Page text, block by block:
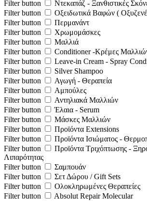
Filter button
Ντεκαπάζ - Ξανθιστικές
Filter button
Οξειδωτικά Βαφών (
Filter button
Περμανάντ
Filter button
Χρωμομάσκες
Filter button
Μαλλιά
Filter button
Conditioner -Κρέμες
Filter button
Leave-in Cream - Spray
Filter button
Silver Shampoo
Filter button
Αγωγή - Θεραπεία
Filter button
Αμπούλες
Filter button
Αντηλιακά Μαλλιών
Filter button
Έλαια - Serum
Filter button
Μάσκες Μαλλιών
Filter button
Προϊόντα Extensions
Filter button
Προϊόντα Ισιώματος -
Filter button
Προϊόντα Τριχόπτωσης -
Λιπαρότητας
Filter button
Σαμπουάν
Filter button
Σετ Δώρου / Gift Sets
Filter button
Ολοκληρωμένες Θεραπείες
Filter button
Absolut Repair Molecular